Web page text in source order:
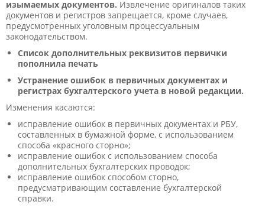
изымаемых документов. Извлечение оригиналов таких
документов и регистров запрещается, кроме случаев,
предусмотренных уголовным процессуальным
законодательством.
Список дополнительных реквизитов первички
пополнила печать
Устранение ошибок в первичных документах и
регистрах бухгалтерского учета в новой редакции.
Изменения касаются:
исправление ошибок в первичных документах и РБУ,
составленных в бумажной форме, с использованием
способа «красного сторно»;
исправление ошибок с использованием способа
дополнительных бухгалтерских проводок;
исправление ошибок способом сторно,
предусматривающим составление бухгалтерской
справки.